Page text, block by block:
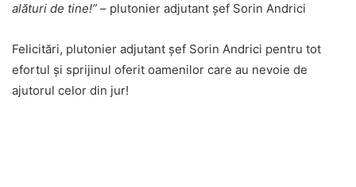
alături de tine!” – plutonier adjutant șef Sorin Andrici
Felicitări, plutonier adjutant șef Sorin Andrici pentru tot
efortul şi sprijinul oferit oamenilor care au nevoie de
ajutorul celor din jur!